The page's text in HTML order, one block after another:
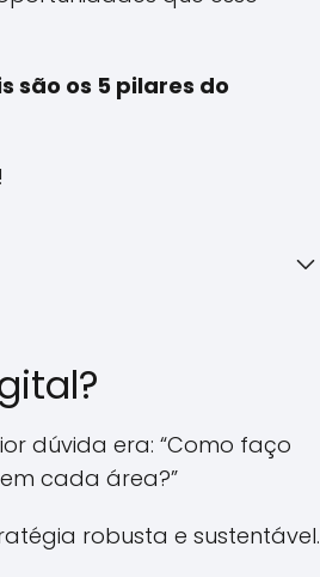
são os 5 pilares do
dúvida era: “Como faço
cada área?”
robusta e sustentável.